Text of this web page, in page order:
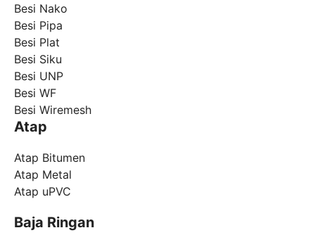
Besi Nako
Besi Pipa
Besi Plat
Besi Siku
Besi UNP
Besi WF
Besi Wiremesh
Atap
Atap Bitumen
Atap Metal
Atap uPVC
Baja Ringan